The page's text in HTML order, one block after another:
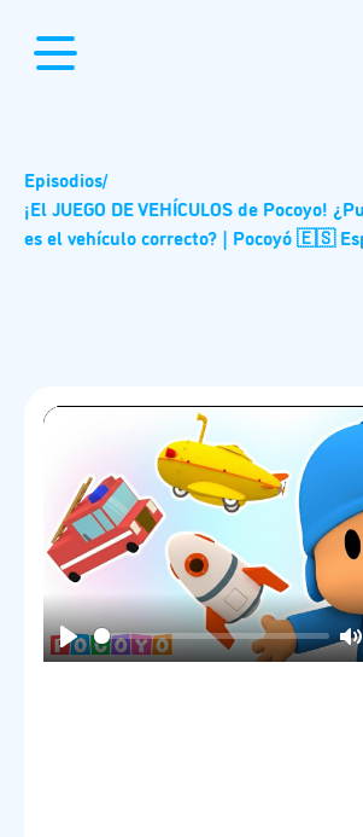
Episodios/
¡El JUEGO DE VEHÍCULOS de Pocoyo!
es el vehículo correcto? | Pocoyó 🇪🇸
Play